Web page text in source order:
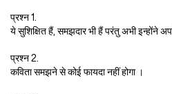
प्रश्न 1.
ये सुशिक्षित हैं, समझदार भी हैं परंतु अभी इन्होंने
प्रश्न 2.
कविता समझने से कोई फायदा नहीं होगा ।